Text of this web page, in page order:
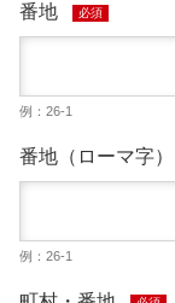
番地 必須
例：26-1
番地（ローマ字）
例：26-1